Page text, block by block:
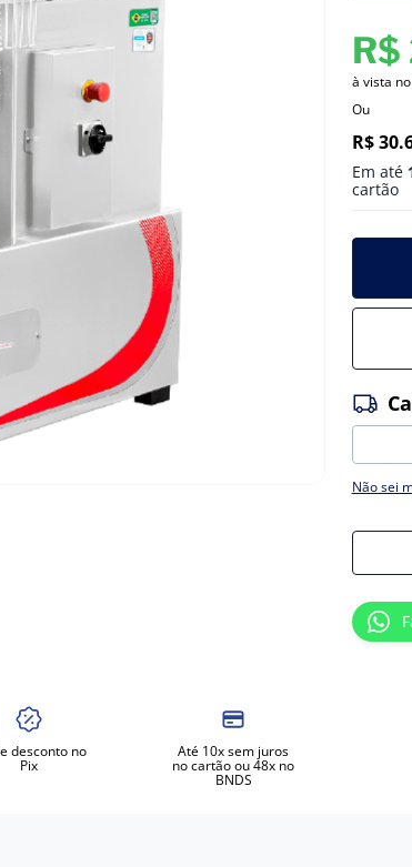
desconto no
Pix
Até 10x sem juros
no cartão ou 48x no
BNDS
R$
à vista
Ou
R$ 30.
Em até
cartão
Não sei